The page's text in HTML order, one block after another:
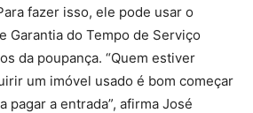
fazer isso, ele pode usar o
Garantia do Tempo de Serviço
da poupança. “Quem estiver
um imóvel usado é bom começar
pagar a entrada”, afirma José